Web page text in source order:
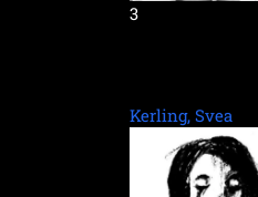
3
Kerling, Svea